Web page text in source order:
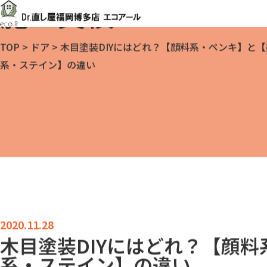
TOP>ドア>木目塗装DIYにはどれ？【顔料系・ペンキ】と